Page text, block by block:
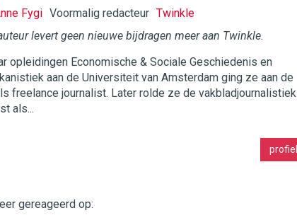
Fygi Voormalig redacteur Twinkle
levert geen nieuwe bijdragen meer aan Twinkle.
opleidingen Economische & Sociale Geschiedenis en
aan de Universiteit van Amsterdam ging ze aan de
freelance journalist. Later rolde ze de vakbladjournalistiek
als...
profiel
gereageerd op: